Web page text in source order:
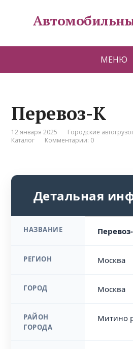
МЕНЮ
Перевоз-К
12 января 2025 Городские
Каталог
Комментарии: 0
Детальная
НАЗВАНИЕ
РЕГИОН Москва
ГОРОД Москва
РАЙОН
ГОРОДА
Митино